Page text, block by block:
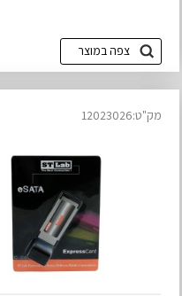
צפה במוצר
מק"ט:12023026